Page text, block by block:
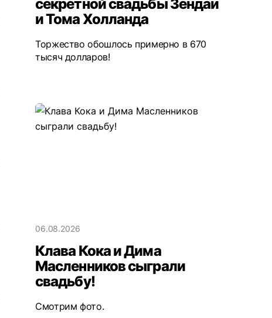
секретной свадьбы Зендаи
и Тома Холланда
Торжество обошлось примерно в 670
тысяч долларов!
06.08.2026
Клава Кока и Дима
Масленников сыграли
свадьбу!
Смотрим фото.